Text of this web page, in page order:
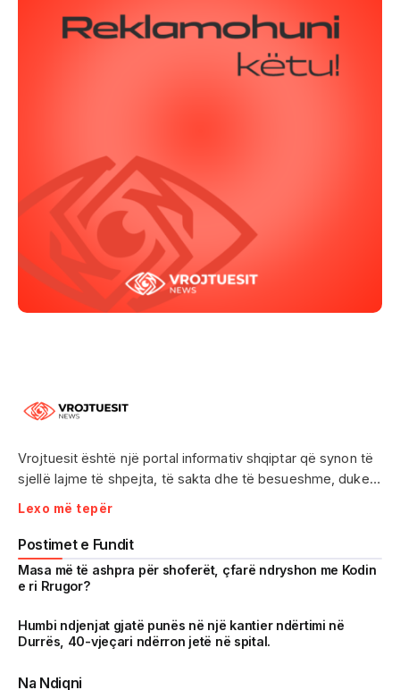
Vrojtuesit është një portal informativ shqiptar që synon të
sjellë lajme të shpejta, të sakta dhe të besueshme, duke
treguar realitetin pa çensurë. Fokus i punës sonë janë
ngjarjet e aktualitetit, problematikat sociale, denoncimet
qytetare dhe zhvillimet që prekin drejtpërdrejt jetën e
përditshme të shqiptarëve.
arritura në një kohë shumë të shkurtër, Vrojtuesit është
kthyer në një zë të fortë informimi dhe një pasqyrë reale të
Lexo më tepër
Postimet e Fundit
Masa më të ashpra për shoferët, çfarë ndryshon me Kodin
e ri Rrugor?
Humbi ndjenjat gjatë punës në një kantier ndërtimi në
Durrës, 40-vjeçari ndërron jetë në spital.
Na Ndiqni